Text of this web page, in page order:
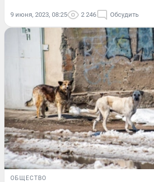
9 июня, 2023, 08:25 2 246 Обсудить
ОБЩЕСТВО